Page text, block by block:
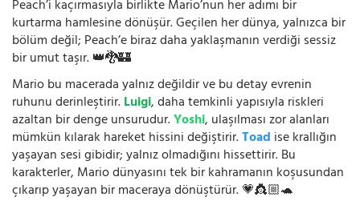
Peach’i kaçırmasıyla birlikte Mario’nun her adımı bir
kurtarma hamlesine dönüşür. Geçilen her dünya, yalnızca bir
bölüm değil; Peach’e biraz daha yaklaşmanın verdiği sessiz
bir umut taşır. 👑🐉🏰
Mario bu macerada yalnız değildir ve bu detay evrenin
ruhunu derinleştirir.Luigi, daha temkinli yapısıyla riskleri
azaltan bir denge unsurudur.Yoshi, ulaşılması zor alanları
mümkün kılarak hareket hissini değiştirir.Toad ise krallığın
yaşayan sesi gibidir; yalnız olmadığını hissettirir. Bu
karakterler, Mario dünyasını tek bir kahramanın koşusundan
çıkarıp yaşayan bir maceraya dönüştürür. 💗👸🏼🐢